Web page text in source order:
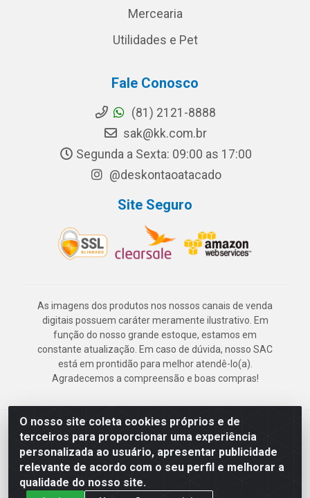
O nosso site coleta cookies próprios e de
terceiros para proporcionar uma experiência
personalizada ao usuário, apresentar publicidade
relevante de acordo com o seu perfil e melhorar a
qualidade do nosso site.
Mercearia
Utilidades e Pet
Fale Conosco
(81) 2121-8888
sak@kk.com.br
Segunda a Sexta: 09:00 as 17:00
@deskontaoatacado
Site Seguro
As imagens dos produtos nos nossos canais de venda
digitais possuem caráter meramente ilustrativo. Em
função do nosso grande estoque, estamos em
constante atualização. Em caso de dúvida, nosso SAC
está em prontidão para melhor atendê-lo(a).
Agradecemos a compreensão e boas compras!
Deskontão Atacado - Av. Marechal Mascarenhas de Morais, 2471 -
Imbiribeira - Recife/PE - CEP 51.150-001 - CNPJ 24.150.377/0003-
57